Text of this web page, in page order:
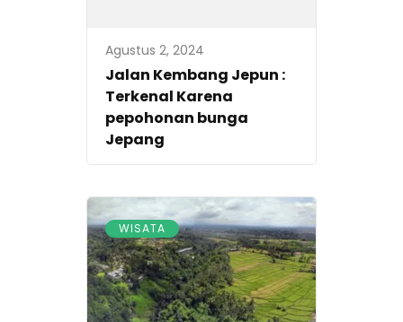
Agustus 2, 2024
Jalan Kembang Jepun :
Terkenal Karena
pepohonan bunga
Jepang
WISATA